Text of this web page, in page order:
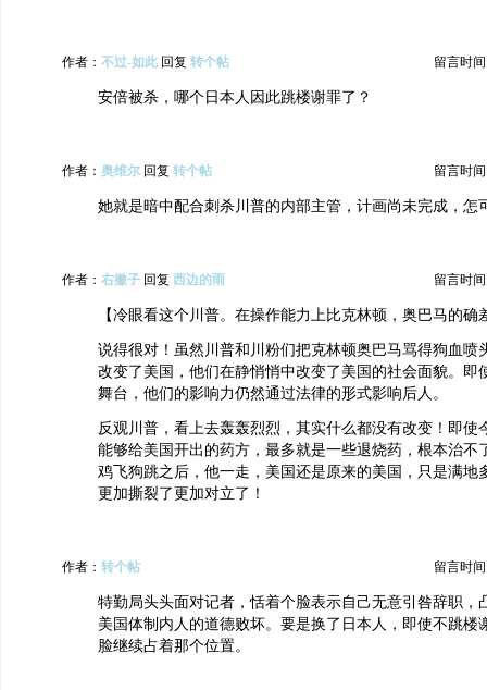
作者： 不过-如此 回复 转个帖 留言时间
安倍被杀，哪个日本人因此跳楼谢罪了？
作者： 奥维尔 回复 转个帖 留言时间
她就是暗中配合刺杀川普的内部主管，计画尚未完成，怎
作者： 右撇子 回复 西边的雨 留言时间
【冷眼看这个川普。在操作能力上比克林顿，奥巴马的确
说得很对！虽然川普和川粉们把克林顿奥巴马骂得狗血喷
改变了美国，他们在静悄悄中改变了美国的社会面貌。即
舞台，他们的影响力仍然通过法律的形式影响后人。
反观川普，看上去轰轰烈烈，其实什么都没有改变！即使
能够给美国开出的药方，最多就是一些退烧药，根本治不
鸡飞狗跳之后，他一走，美国还是原来的美国，只是满地
更加撕裂了更加对立了！
作者： 转个帖 留言时间
特勤局头头面对记者，恬着个脸表示自己无意引咎辞职，
美国体制内人的道德败坏。要是换了日本人，即使不跳楼
脸继续占着那个位置。